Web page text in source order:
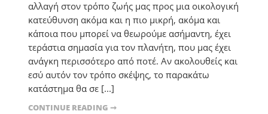
αλλαγή στον τρόπο ζωής μας προς μια οικολογική
κατεύθυνση ακόμα και η πιο μικρή, ακόμα και
κάποια που μπορεί να θεωρούμε ασήμαντη, έχει
τεράστια σημασία για τον πλανήτη, που μας έχει
ανάγκη περισσότερο από ποτέ. Αν ακολουθείς και
εσύ αυτόν τον τρόπο σκέψης, το παρακάτω
κατάστημα θα σε [...]
CONTINUE READING ➞